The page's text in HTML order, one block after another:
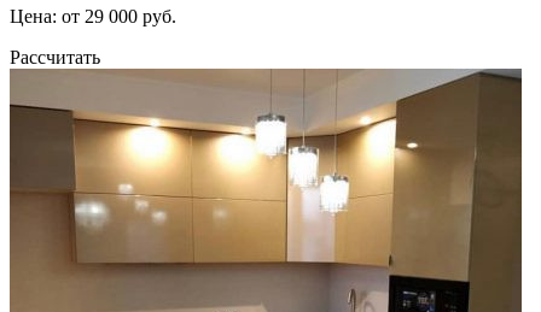
Цена: от 29 000 руб.
Рассчитать